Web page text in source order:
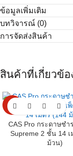
ข้อมูลเพิ่มเติม
บทวิจารณ์ (0)
การจัดส่งสินค้า
สินค้าที่เกี่ยวข้อ
-6%
CAS Pro กระดาษชำ
Supreme 2 ชั้น 14 เ
ม้วน)